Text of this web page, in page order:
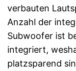
verbauten
Anzahl der
Subwoofer ist
integriert,
platzsparend